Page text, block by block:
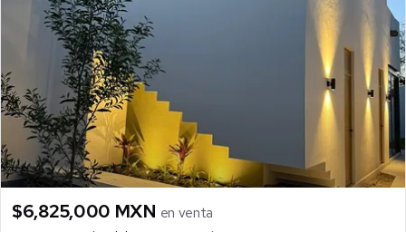
$6,825,000 MXN en venta